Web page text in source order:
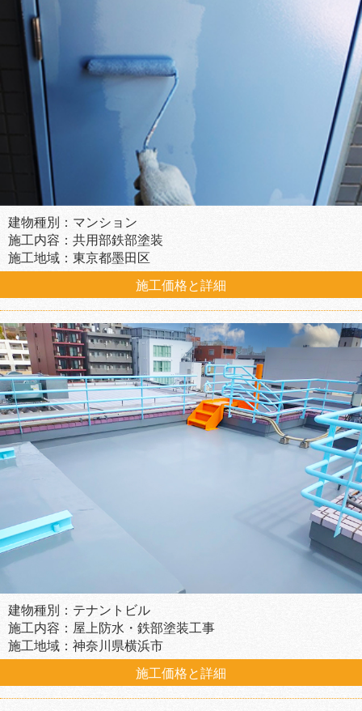
建物種別：マンション
施工内容：共用部鉄部塗装
施工地域：東京都墨田区
施工価格と詳細
建物種別：テナントビル
施工内容：屋上防水・鉄部塗装工事
施工地域：神奈川県横浜市
施工価格と詳細